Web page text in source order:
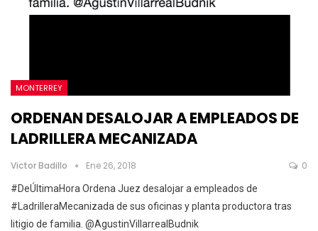
MONTERREY
ORDENAN DESALOJAR A EMPLEADOS DE
LADRILLERA MECANIZADA
Victor Badillo Ene 26, 2018 0
#DeÚltimaHora Ordena Juez desalojar a empleados de
#LadrilleraMecanizada de sus oficinas y planta productora tras
litigio de familia. @AgustinVillarrealBudnik